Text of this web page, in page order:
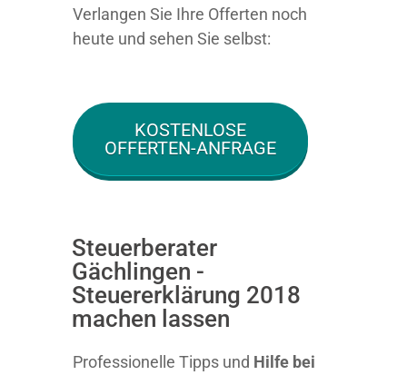
Verlangen Sie Ihre Offerten noch
heute und sehen Sie selbst:
KOSTENLOSE
OFFERTEN-ANFRAGE
Steuerberater
Gächlingen -
Steuererklärung 2018
machen lassen
Professionelle Tipps und Hilfe bei